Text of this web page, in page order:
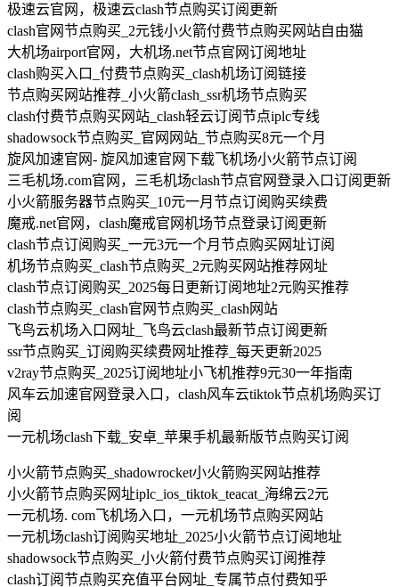
极速云官网，极速云clash节点购买订阅更新
clash官网节点购买_2元钱小火箭付费节点购买网站自由猫
大机场airport官网，大机场.net节点官网订阅地址
clash购买入口_付费节点购买_clash机场订阅链接
节点购买网站推荐_小火箭clash_ssr机场节点购买
clash付费节点购买网站_clash轻云订阅节点iplc专线
shadowsock节点购买_官网网站_节点购买8元一个月
旋风加速官网- 旋风加速官网下载飞机场小火箭节点订阅
三毛机场.com官网，三毛机场clash节点官网登录入口订阅更新
小火箭服务器节点购买_10元一月节点订阅购买续费
魔戒.net官网，clash魔戒官网机场节点登录订阅更新
clash节点订阅购买_一元3元一个月节点购买网址订阅
机场节点购买_clash节点购买_2元购买网站推荐网址
clash节点订阅购买_2025每日更新订阅地址2元购买推荐
clash节点购买_clash官网节点购买_clash网站
飞鸟云机场入口网址_飞鸟云clash最新节点订阅更新
ssr节点购买_订阅购买续费网址推荐_每天更新2025
v2ray节点购买_2025订阅地址小飞机推荐9元30一年指南
风车云加速官网登录入口，clash风车云tiktok节点机场购买订
阅
一元机场clash下载_安卓_苹果手机最新版节点购买订阅
小火箭节点购买_shadowrocket小火箭购买网站推荐
小火箭节点购买网址iplc_ios_tiktok_teacat_海绵云2元
一元机场. com飞机场入口，一元机场节点购买网站
一元机场clash订阅购买地址_2025小火箭节点订阅地址
shadowsock节点购买_小火箭付费节点购买订阅推荐
clash订阅节点购买充值平台网址_专属节点付费知乎